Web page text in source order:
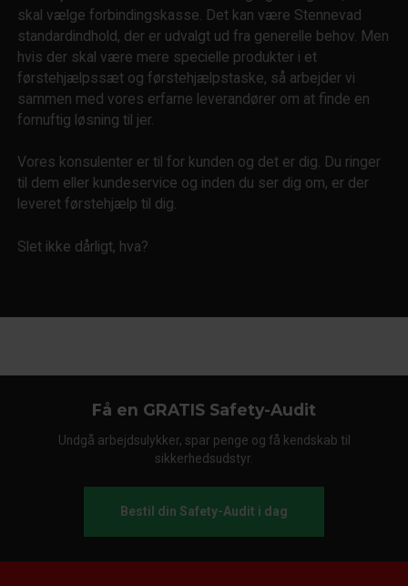
skal vælge forbindingskasse. Det kan være Stennevad
standardindhold, der er udvalgt ud fra generelle behov. Men
hvis der skal være mere specielle produkter i et
førstehjælpssæt og førstehjælpstaske, så arbejder vi
sammen med vores erfarne leverandører om at finde en
fornuftig løsning til jer.
Vores konsulenter er til for kunden og det er dig. Du ringer
til dem eller kundeservice og inden du ser dig om, er der
leveret førstehjælp til dig.
Slet ikke dårligt, hva?
Få en GRATIS Safety-Audit
Undgå arbejdsulykker, spar penge og få kendskab til
sikkerhedsudstyr.
Bestil din Safety-Audit i dag